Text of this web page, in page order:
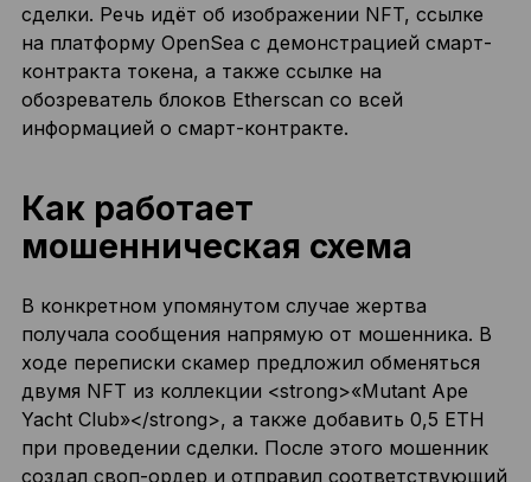
сделки. Речь идёт об изображении NFT, ссылке
на платформу OpenSea с демонстрацией смарт-
контракта токена, а также ссылке на
обозреватель блоков Etherscan со всей
информацией о смарт-контракте.
Как работает
мошенническая схема
В конкретном упомянутом случае жертва
получала сообщения напрямую от мошенника. В
ходе переписки скамер предложил обменяться
двумя NFT из коллекции <strong>«Mutant Ape
Yacht Club»</strong>, а также добавить 0,5 ETH
при проведении сделки. После этого мошенник
создал своп-ордер и отправил соответствующий